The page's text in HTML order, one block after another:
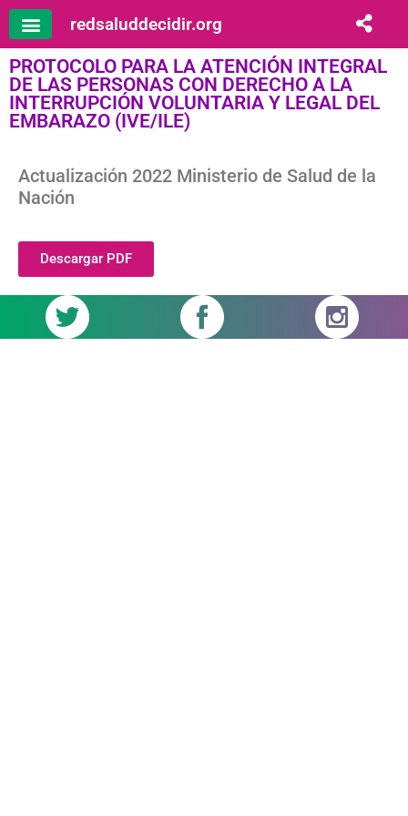
redsaluddecidir.org
PROTOCOLO PARA LA ATENCIÓN INTEGRAL
DE LAS PERSONAS CON DERECHO A LA
INTERRUPCIÓN VOLUNTARIA Y LEGAL DEL
EMBARAZO (IVE/ILE)
Actualización 2022 Ministerio de Salud de la
Nación
Descargar PDF